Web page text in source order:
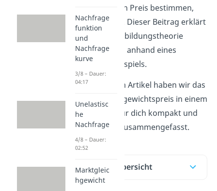
den Preis bestimmen,
zurückführen. Dieser Beitrag erklärt
dir diese Preisbildungstheorie
allgemein und anhand eines
konkreten Beispiels.
Alternativ zum Artikel haben wir das
Thema Gleichgewichtspreis in einem
Erklärvideo
für dich kompakt und
verständlich zusammengefasst.
Inhaltsübersicht
Nachfrage
funktion
und
Nachfrage
kurve
3/8 – Dauer:
04:17
Unelastisc
he
Nachfrage
4/8 – Dauer:
02:52
Marktgleic
hgewicht